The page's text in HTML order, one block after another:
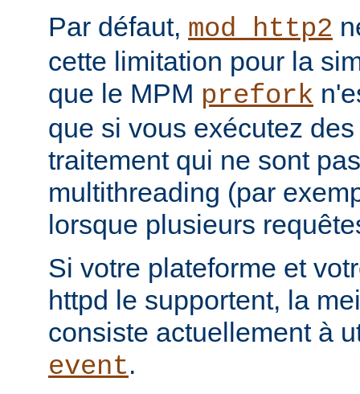
Par défaut, mod_http2
cette limitation pour la
que le MPM prefork
que si vous exécutez
traitement qui ne sont
multithreading (par
lorsque plusieurs
Si votre plateforme et
httpd le supportent, la
consiste actuellement à
event.